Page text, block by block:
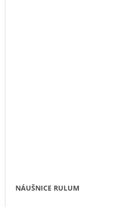
NÁUŠNICE RULUM